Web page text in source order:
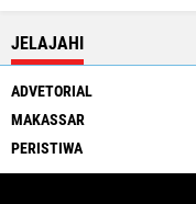
JELAJAHI
ADVETORIAL
MAKASSAR
PERISTIWA